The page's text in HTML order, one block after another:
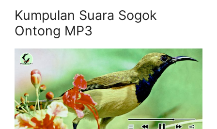
Kumpulan Suara Sogok
Ontong MP3